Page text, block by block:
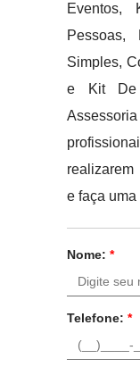
Eventos,
Simples,
e Kit De
realizarem
e faça uma
Nome: *
Telefone: *